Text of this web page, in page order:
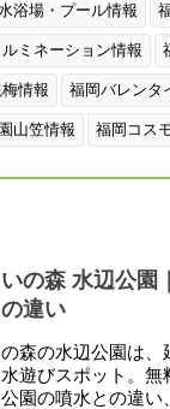
浴場・プール情報
ルミネーション情報
情報 福岡バレンタ
山笠情報 福岡コス
の森 水辺公園
違い
森の水辺公園は、
遊びスポット。
園の噴水との違い